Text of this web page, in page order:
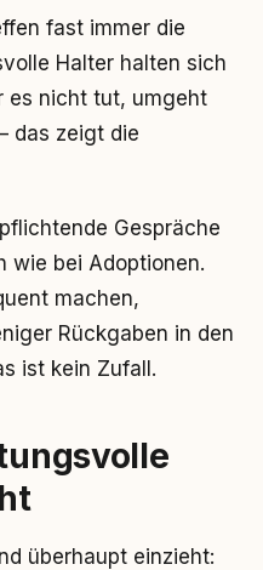
fast immer die
Halter halten sich
es nicht tut, umgeht
das zeigt die
Gespräche
wie bei Adoptionen.
machen,
Rückgaben in den
ist kein Zufall.
überhaupt einzieht: